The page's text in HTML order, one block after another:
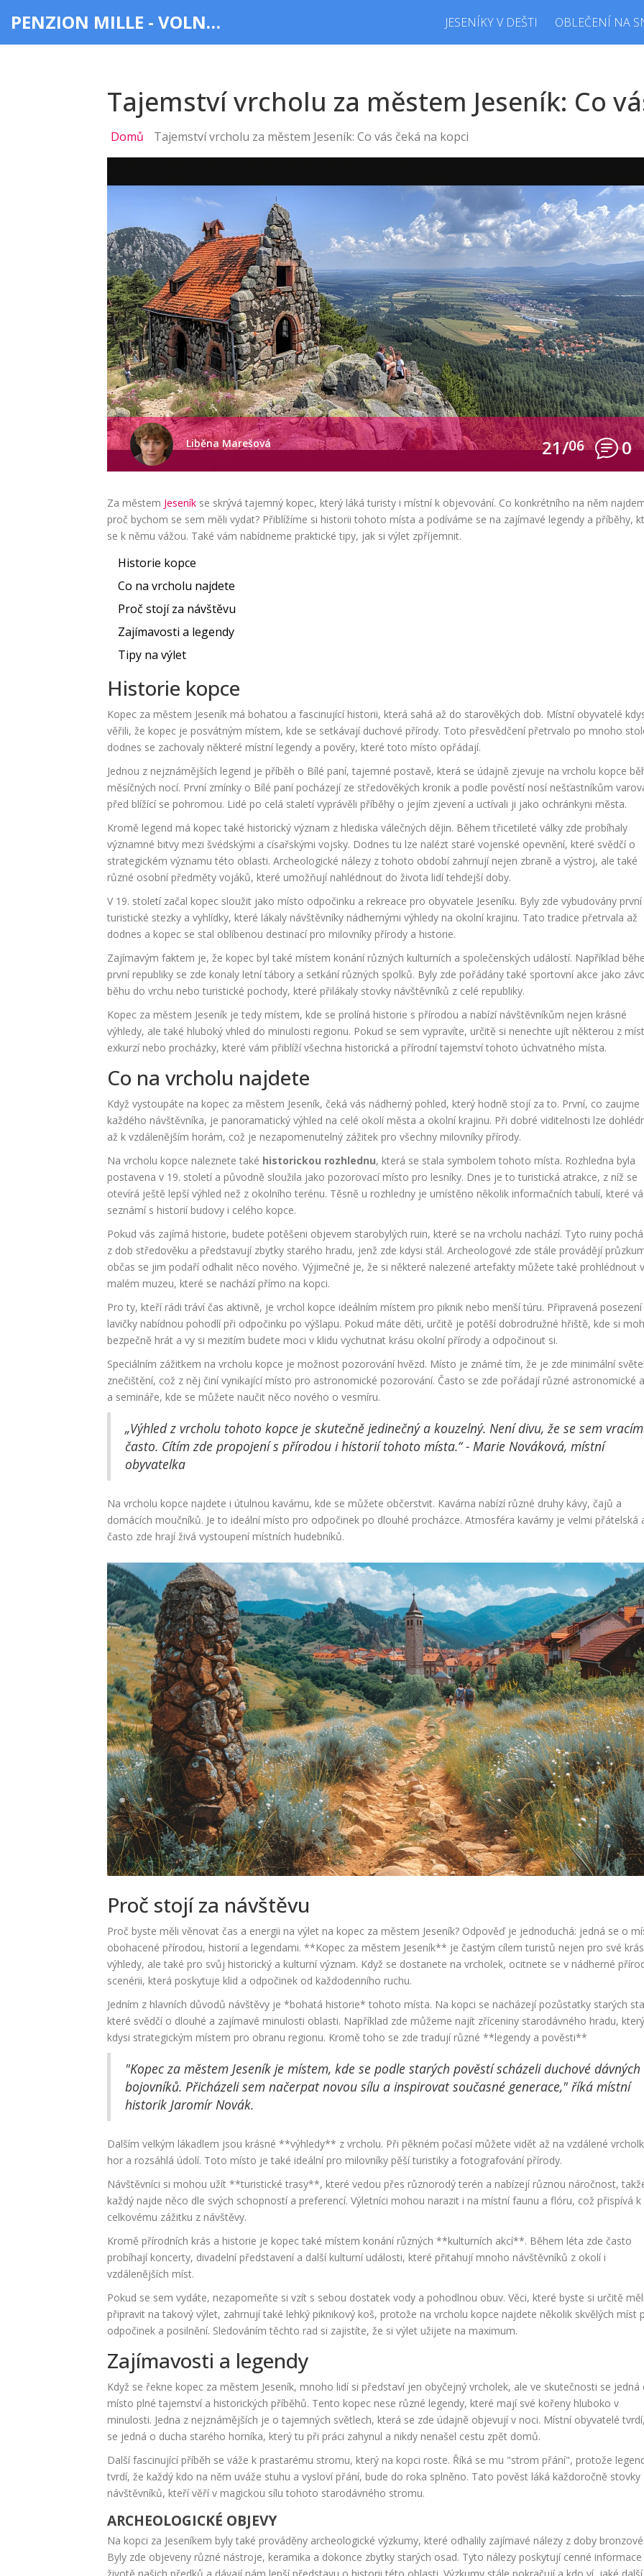
PENZION MILLE - VOLNÝ ČAS & ZÁBAVA JESENÍKY V DEŠTI OBLEČENÍ NA
Tajemství vrcholu za městem Jeseník: Co
Domů Tajemství vrcholu za městem Jeseník: Co vás čeká na kopci
Liběna Marešová 21/06 0
Za městem Jeseník se skrývá tajemný kopec, který láká turisty i místní k objevování. Co konkrétního na něm
proč bychom se sem měli vydat? Přiblížíme si historii tohoto místa a podíváme se na zajímavé legendy a příběhy,
se k němu vážou. Také vám nabídneme praktické tipy, jak si výlet zpříjemnit.
Historie kopce
Co na vrcholu najdete
Proč stojí za návštěvu
Zajímavosti a legendy
Tipy na výlet
Historie kopce
Kopec za městem Jeseník má bohatou a fascinující historii, která sahá až do starověkých dob. Místní obyvatelé
věřili, že kopec je posvátným místem, kde se setkávají duchové přírody. Toto přesvědčení přetrvalo po mnoho
dodnes se zachovaly některé místní legendy a pověry, které toto místo opřádají.
Jednou z nejznámějších legend je příběh o Bílé paní, tajemné postavě, která se údajně zjevuje na vrcholu kopce
měsíčných nocí. První zmínky o Bílé paní pocházejí ze středověkých kronik a podle pověstí nosí nešťastníkům
před blížící se pohromou. Lidé po celá staletí vyprávěli příběhy o jejím zjevení a uctívali ji jako ochránkyni města.
Kromě legend má kopec také historický význam z hlediska válečných dějin. Během třicetileté války zde probíhaly
významné bitvy mezi švédskými a císařskými vojsky. Dodnes tu lze nalézt staré vojenské opevnění, které svědčí o
strategickém významu této oblasti. Archeologické nálezy z tohoto období zahrnují nejen zbraně a výstroj, ale také
různé osobní předměty vojáků, které umožňují nahlédnout do života lidí tehdejší doby.
V 19. století začal kopec sloužit jako místo odpočinku a rekreace pro obyvatele Jeseníku. Byly zde vybudovány první
turistické stezky a vyhlídky, které lákaly návštěvníky nádhernými výhledy na okolní krajinu. Tato tradice přetrvala až
dodnes a kopec se stal oblíbenou destinací pro milovníky přírody a historie.
Zajímavým faktem je, že kopec byl také místem konání různých kulturních a společenských událostí. Například
první republiky se zde konaly letní tábory a setkání různých spolků. Byly zde pořádány také sportovní akce jako
běhu do vrchu nebo turistické pochody, které přilákaly stovky návštěvníků z celé republiky.
Kopec za městem Jeseník je tedy místem, kde se prolíná historie s přírodou a nabízí návštěvníkům nejen krásné
výhledy, ale také hluboký vhled do minulosti regionu. Pokud se sem vypravíte, určitě si nenechte ujít některou z
exkurzí nebo procházky, které vám přiblíží všechna historická a přírodní tajemství tohoto úchvatného místa.
Co na vrcholu najdete
Když vystoupáte na kopec za městem Jeseník, čeká vás nádherný pohled, který hodně stojí za to. První, co zaujme
každého návštěvníka, je panoramatický výhled na celé okolí města a okolní krajinu. Při dobré viditelnosti lze
až k vzdálenějším horám, což je nezapomenutelný zážitek pro všechny milovníky přírody.
Na vrcholu kopce naleznete také historickou rozhlednu, která se stala symbolem tohoto místa. Rozhledna byla
postavena v 19. století a původně sloužila jako pozorovací místo pro lesníky. Dnes je to turistická atrakce, z níž se
otevírá ještě lepší výhled než z okolního terénu. Těsně u rozhledny je umístěno několik informačních tabulí, které
seznámí s historií budovy i celého kopce.
Pokud vás zajímá historie, budete potěšeni objevem starobylých ruin, které se na vrcholu nachází. Tyto ruiny
z dob středověku a představují zbytky starého hradu, jenž zde kdysi stál. Archeologové zde stále provádějí
občas se jim podaří odhalit něco nového. Výjimečné je, že si některé nalezené artefakty můžete také prohlédnout
malém muzeu, které se nachází přímo na kopci.
Pro ty, kteří rádi tráví čas aktivně, je vrchol kopce ideálním místem pro piknik nebo menší túru. Připravená
lavičky nabídnou pohodlí při odpočinku po výšlapu. Pokud máte děti, určitě je potěší dobrodružné hřiště, kde si
bezpečně hrát a vy si mezitím budete moci v klidu vychutnat krásu okolní přírody a odpočinout si.
Speciálním zážitkem na vrcholu kopce je možnost pozorování hvězd. Místo je známé tím, že je zde minimální
znečištění, což z něj činí vynikající místo pro astronomické pozorování. Často se zde pořádají různé astronomické
a semináře, kde se můžete naučit něco nového o vesmíru.
„Výhled z vrcholu tohoto kopce je skutečně jedinečný a kouzelný. Není divu, že se sem vracím
často. Cítím zde propojení s přírodou i historií tohoto místa.“ - Marie Nováková, místní
obyvatelka
Na vrcholu kopce najdete i útulnou kavárnu, kde se můžete občerstvit. Kavárna nabízí různé druhy kávy, čajů a
domácích moučníků. Je to ideální místo pro odpočinek po dlouhé procházce. Atmosféra kavárny je velmi přátelská
často zde hrají živá vystoupení místních hudebníků.
Proč stojí za návštěvu
Proč byste měli věnovat čas a energii na výlet na kopec za městem Jeseník? Odpověď je jednoduchá: jedná se o
obohacené přírodou, historií a legendami. **Kopec za městem Jeseník** je častým cílem turistů nejen pro své
výhledy, ale také pro svůj historický a kulturní význam. Když se dostanete na vrcholek, ocitnete se v nádherné
scenérii, která poskytuje klid a odpočinek od každodenního ruchu.
Jedním z hlavních důvodů návštěvy je *bohatá historie* tohoto místa. Na kopci se nacházejí pozůstatky starých
které svědčí o dlouhé a zajímavé minulosti oblasti. Například zde můžeme najít zříceniny starodávného hradu,
kdysi strategickým místem pro obranu regionu. Kromě toho se zde tradují různé **legendy a pověsti**
"Kopec za městem Jeseník je místem, kde se podle starých pověstí scházeli duchové dávných
bojovníků. Přicházeli sem načerpat novou sílu a inspirovat současné generace," říká místní
historik Jaromír Novák.
Dalším velkým lákadlem jsou krásné **výhledy** z vrcholu. Při pěkném počasí můžete vidět až na vzdálené
hor a rozsáhlá údolí. Toto místo je také ideální pro milovníky pěší turistiky a fotografování přírody.
Návštěvníci si mohou užít **turistické trasy**, které vedou přes různorodý terén a nabízejí různou náročnost,
každý najde něco dle svých schopností a preferencí. Výletníci mohou narazit i na místní faunu a flóru, což přispívá k
celkovému zážitku z návštěvy.
Kromě přírodních krás a historie je kopec také místem konání různých **kulturních akcí**. Během léta zde často
probíhají koncerty, divadelní představení a další kulturní události, které přitahují mnoho návštěvníků z okolí i
vzdálenějších míst.
Pokud se sem vydáte, nezapomeňte si vzít s sebou dostatek vody a pohodlnou obuv. Věci, které byste si určitě
připravit na takový výlet, zahrnují také lehký piknikový koš, protože na vrcholu kopce najdete několik skvělých míst
odpočinek a posilnění. Sledováním těchto rad si zajistíte, že si výlet užijete na maximum.
Zajímavosti a legendy
Když se řekne kopec za městem Jeseník, mnoho lidí si představí jen obyčejný vrcholek, ale ve skutečnosti se jedná
místo plné tajemství a historických příběhů. Tento kopec nese různé legendy, které mají své kořeny hluboko v
minulosti. Jedna z nejznámějších je o tajemných světlech, která se zde údajně objevují v noci. Místní obyvatelé
se jedná o ducha starého horníka, který tu při práci zahynul a nikdy nenašel cestu zpět domů.
Další fascinující příběh se váže k prastarému stromu, který na kopci roste. Říká se mu "strom přání", protože
tvrdí, že každý kdo na něm uváže stuhu a vysloví přání, bude do roka splněno. Tato pověst láká každoročně stovky
návštěvníků, kteří věří v magickou sílu tohoto starodávného stromu.
ARCHEOLOGICKÉ OBJEVY
Na kopci za Jeseníkem byly také prováděny archeologické výzkumy, které odhalily zajímavé nálezy z doby
Byly zde objeveny různé nástroje, keramika a dokonce zbytky starých osad. Tyto nálezy poskytují cenné